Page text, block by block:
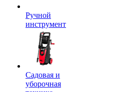
Ручной
инструмент
Садовая и
уборочная